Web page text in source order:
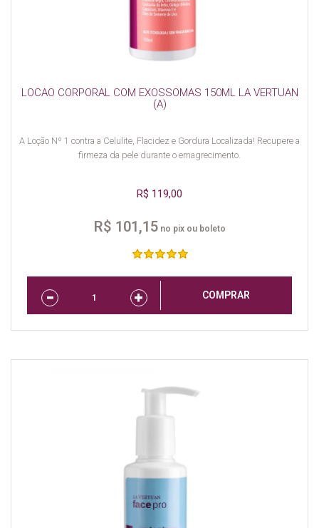
LOCAO CORPORAL COM EXOSSOMAS 150ML LA VERTUAN
(A)
A Loção Nº 1 contra a Celulite, Flacidez e Gordura Localizada! Recupere a
firmeza da pele durante o emagrecimento.
R$ 119,00
R$ 101,15no pix ou boleto
COMPRAR